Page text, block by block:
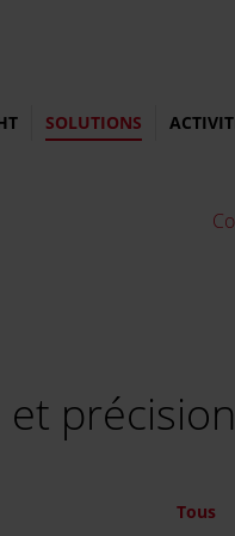
SOLUTIONS
et
Tous